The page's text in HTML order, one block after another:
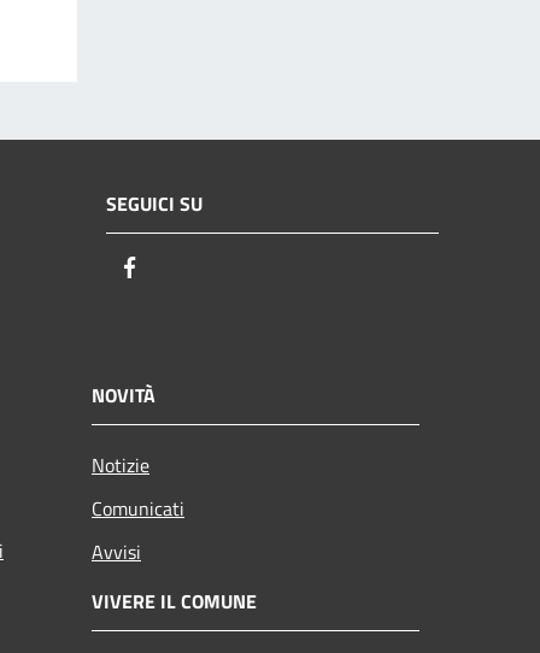
SEGUICI SU
NOVITÀ
Notizie
Comunicati
Avvisi
VIVERE IL COMUNE